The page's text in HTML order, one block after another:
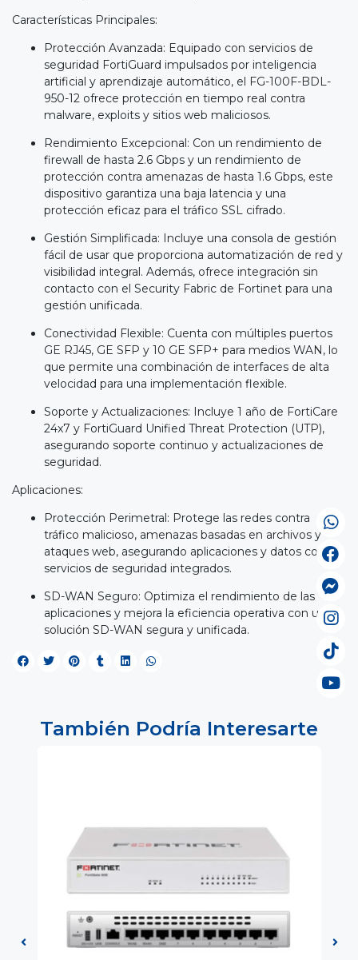
Características Principales:
Protección Avanzada: Equipado con servicios de
seguridad FortiGuard impulsados por inteligencia
artificial y aprendizaje automático, el FG-100F-BDL-
950-12 ofrece protección en tiempo real contra
malware, exploits y sitios web maliciosos.
Rendimiento Excepcional: Con un rendimiento de
firewall de hasta 2.6 Gbps y un rendimiento de
protección contra amenazas de hasta 1.6 Gbps, este
dispositivo garantiza una baja latencia y una
protección eficaz para el tráfico SSL cifrado.
Gestión Simplificada: Incluye una consola de gestión
fácil de usar que proporciona automatización de red y
visibilidad integral. Además, ofrece integración sin
contacto con el Security Fabric de Fortinet para una
gestión unificada.
Conectividad Flexible: Cuenta con múltiples puertos
GE RJ45, GE SFP y 10 GE SFP+ para medios WAN, lo
que permite una combinación de interfaces de alta
velocidad para una implementación flexible.
Soporte y Actualizaciones: Incluye 1 año de FortiCare
24x7 y FortiGuard Unified Threat Protection (UTP),
asegurando soporte continuo y actualizaciones de
seguridad.
Aplicaciones:
Protección Perimetral: Protege las redes contra
tráfico malicioso, amenazas basadas en archivos y
ataques web, asegurando aplicaciones y datos con
servicios de seguridad integrados.
SD-WAN Seguro: Optimiza el rendimiento de las
aplicaciones y mejora la eficiencia operativa con una
solución SD-WAN segura y unificada.
También Podría Interesarte